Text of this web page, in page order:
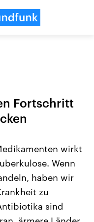
USA
Aktuelle Beiträge,
Hintergründe
Wirtschaftlich und
gehören die Vereinigten
den mächtigsten Ländern
mit großem Einfluss auf
Fortschritt
wirkt
Wenn
haben wir
zu
sind